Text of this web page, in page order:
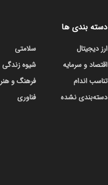
دسته بندی ها
ارز دیجیتال
اقتصاد و سرمایه
تناسب اندام
دسته‌بندی نشده
سلامتی
شیوه زندگی
فرهنگ و هنر
فناوری